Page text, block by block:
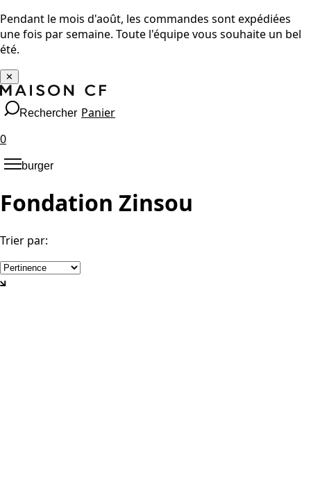
Pendant le mois d'août, les commandes sont expédiées
une fois par semaine. Toute l'équipe vous souhaite un bel
été.
✕
Rechercher Panier
0
burger
Fondation Zinsou
Trier par: